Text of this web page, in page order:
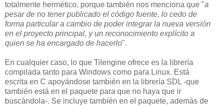
totalmente hermético, porque también nos menciona que "a
pesar de no tener publicado el código fuente, lo cedo de
forma particular a cambio de poder integrar la nueva versión
en el proyecto principal, y un reconocimiento explícito a
quien se ha encargado de hacerlo".
En cualquier caso, lo que Tilengine ofrece es la librería
compilada tanto para Windows como para Linux. Está
escrita en C apoyándose también en la librería SDL -que
también está en el paquete para que no haya que ir
buscándola-. Se incluye también en el paquete, además de